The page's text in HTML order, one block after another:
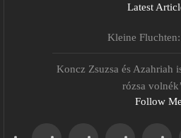
Latest
Kleine
Koncz Zsuzsa és Azahriah
rózsa
Follow Me